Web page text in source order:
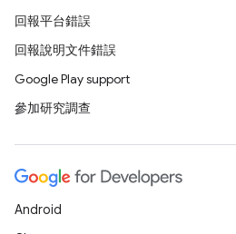
回報平台錯誤
回報說明文件錯誤
Google Play support
參加研究調查
Android